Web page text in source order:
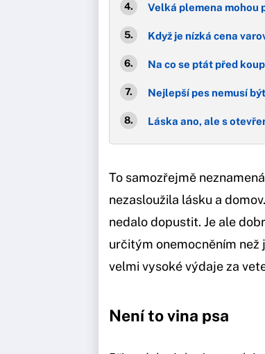
Velká plemena mohou
Když je nízká cena
Na co se ptát před
Nejlepší pes nemusí
Láska ano, ale s
To samozřejmě
nezasloužila lásku a
nedalo dopustit. Je ale
určitým onemocněním než
velmi vysoké výdaje za
Není to vina psa